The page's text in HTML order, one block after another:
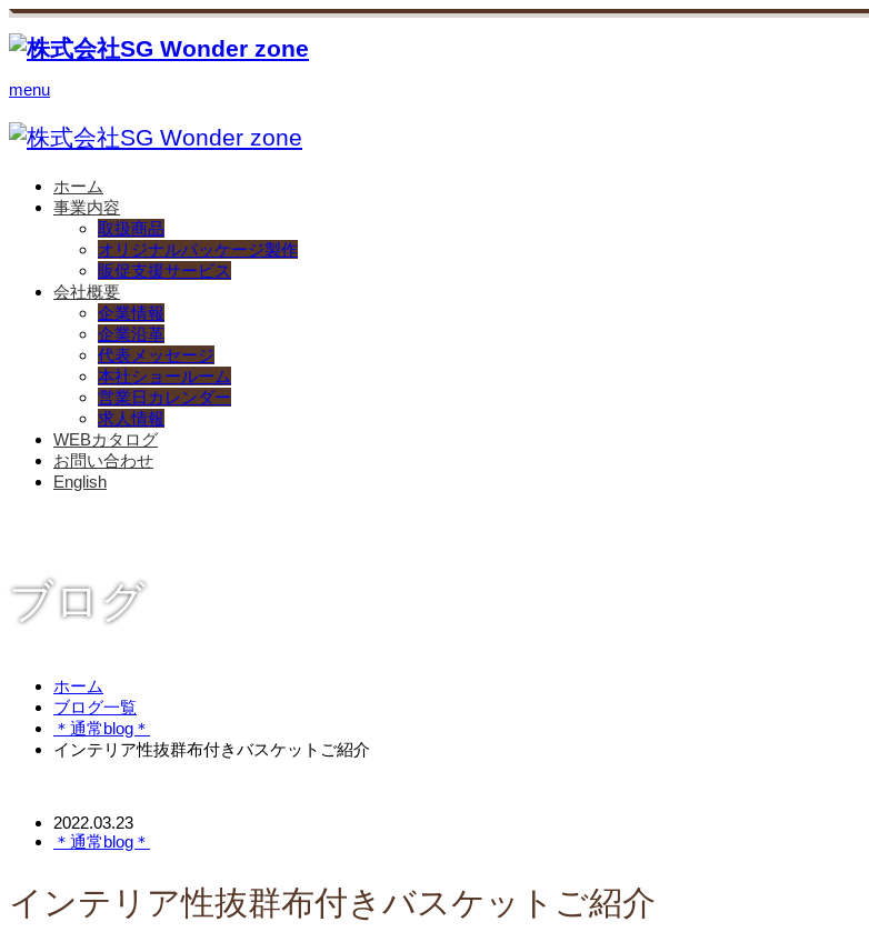
menu
ホーム
事業内容
取扱商品
オリジナルパッケージ製作
販促支援サービス
会社概要
企業情報
企業沿革
代表メッセージ
本社ショールーム
営業日カレンダー
求人情報
WEBカタログ
お問い合わせ
English
ブログ
ホーム
ブログ一覧
＊通常blog＊
インテリア性抜群布付きバスケットご紹介
2022.03.23
＊通常blog＊
インテリア性抜群布付きバスケットご紹介